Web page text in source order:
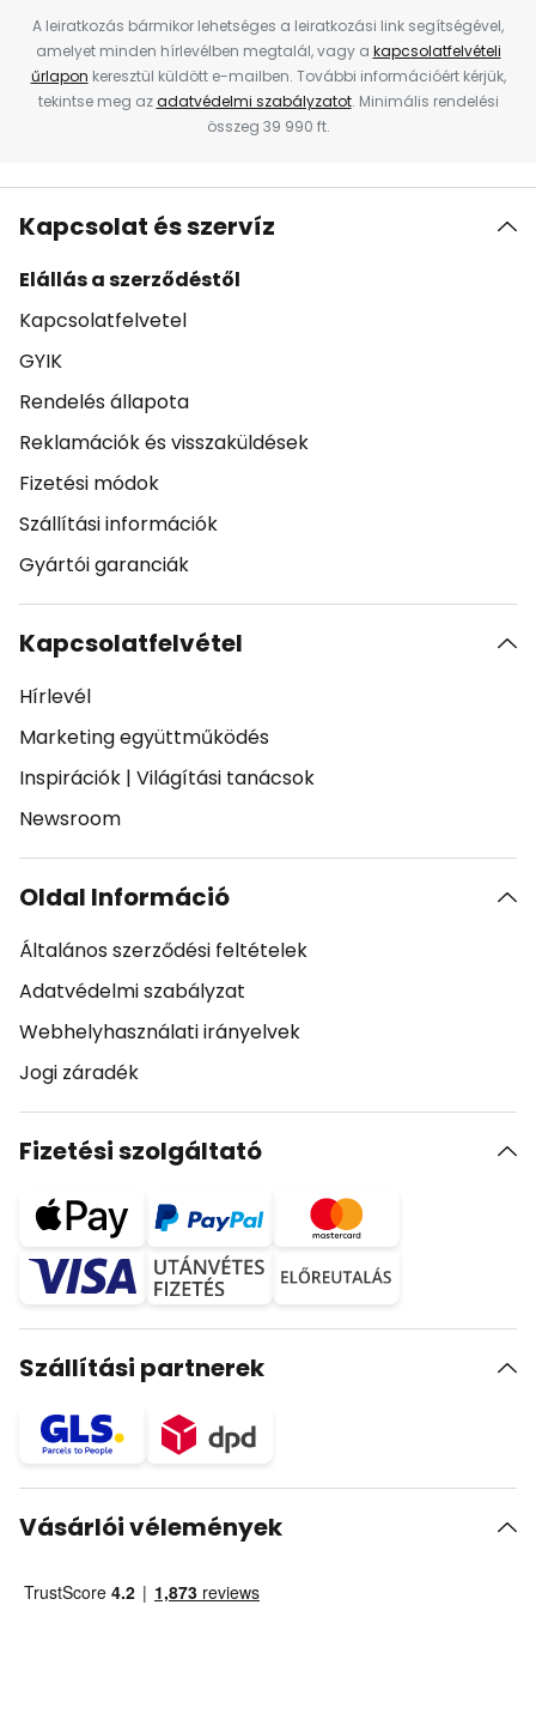
A leiratkozás bármikor lehetséges a leiratkozási link segítségével,
amelyet minden hírlevélben megtalál, vagy a kapcsolatfelvételi
űrlapon keresztül küldött e-mailben. További információért kérjük,
tekintse meg azadatvédelmi szabályzatot. Minimális rendelési
összeg 39 990 ft.
Kapcsolat és szervíz
Elállás a szerződéstől
Kapcsolatfelvetel
GYIK
Rendelés állapota
Reklamációk és visszaküldések
Fizetési módok
Szállítási információk
Gyártói garanciák
Kapcsolatfelvétel
Hírlevél
Marketing együttműködés
Inspirációk | Világítási tanácsok
Newsroom
Oldal Információ
Általános szerződési feltételek
Adatvédelmi szabályzat
Webhelyhasználati irányelvek
Jogi záradék
Fizetési szolgáltató
Szállítási partnerek
Vásárlói vélemények